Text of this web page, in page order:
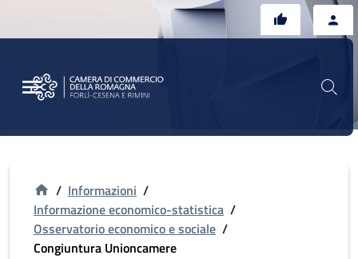
/ Informazioni /
Informazione economico-statistica /
Osservatorio economico e sociale /
Congiuntura Unioncamere